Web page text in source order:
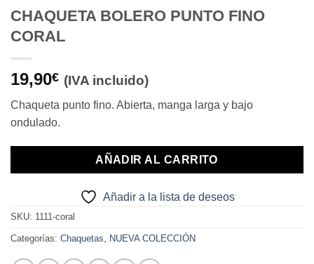
CHAQUETA BOLERO PUNTO FINO
CORAL
19,90€ (IVA incluido)
Chaqueta punto fino. Abierta, manga larga y bajo
ondulado.
AÑADIR AL CARRITO
Añadir a la lista de deseos
SKU: 1111-coral
Categorías: Chaquetas NUEVA COLECCIÓN